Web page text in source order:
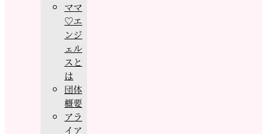
ママ
♡エ
ンジ
ェル
スと
は
団体
概要
アラ
イア